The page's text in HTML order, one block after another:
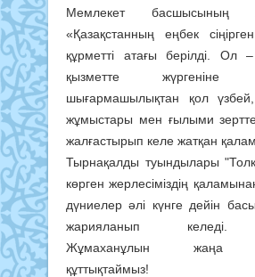
Мемлекет басшысының
«Қазақстанның еңбек
құрметті атағы берілді. Ол –
қызметте жүргеніне
шығармашылықтан қол үзбей,
жұмыстары мен ғылыми
жалғастырып келе жатқан
Тырнақалды туындылары
көрген жерлесіміздің
дүниелер әлі күнге дейін
жарияланып келеді.
Жұмаханұлын жаңа
құттықтаймыз!